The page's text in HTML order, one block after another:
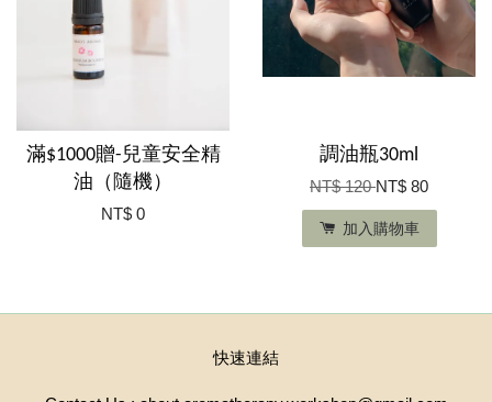
滿$1000贈-兒童安全精
油（隨機）
NT$ 0
調油瓶30ml
NT$ 120NT$ 80
加入購物車
快速連結